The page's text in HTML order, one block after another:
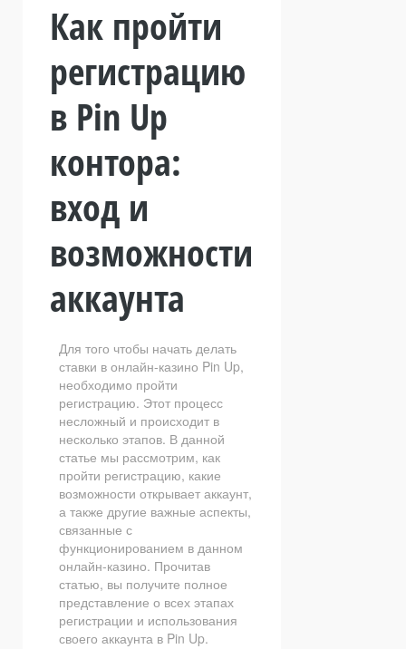
Как пройти
регистрацию
в Pin Up
контора:
вход и
возможности
аккаунта
Для того чтобы начать делать
ставки в онлайн-казино Pin Up,
необходимо пройти
регистрацию. Этот процесс
несложный и происходит в
несколько этапов. В данной
статье мы рассмотрим, как
пройти регистрацию, какие
возможности открывает аккаунт,
а также другие важные аспекты,
связанные с
функционированием в данном
онлайн-казино. Прочитав
статью, вы получите полное
представление о всех этапах
регистрации и использования
своего аккаунта в Pin Up.